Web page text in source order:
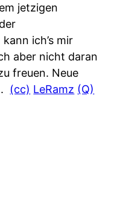
jetzigen
ich’s mir
aber nicht daran
freuen. Neue
(cc) LeRamz (Q)